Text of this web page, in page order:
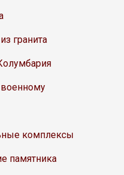
гранита
комплексы
памятника